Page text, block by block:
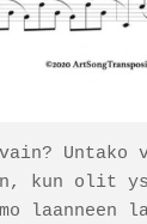
Untako
kun olit
laanneen